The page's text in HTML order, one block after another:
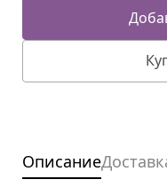
Описание